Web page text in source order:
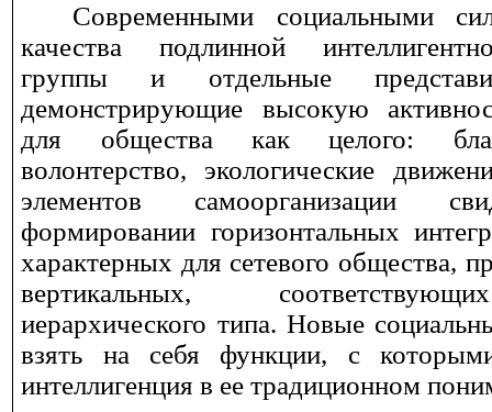
Современными социальными
качества подлинной
группы и отдельные
демонстрирующие высокую
для общества как целого:
волонтерство, экологические
элементов самоорганизации
формировании горизонтальных
характерных для сетевого общества,
вертикальных,
иерархического типа. Новые
взять на себя функции, с
интеллигенция в ее традиционном